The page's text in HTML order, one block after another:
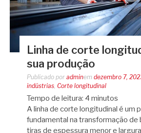
Linha de corte
sua produção
Publicado por adminem dezembro 7,
indústrias Corte longitudinal
Tempo de leitura: 4 minutos
A linha de corte longitudinal é um
fundamental na transformação de
tiras de espessura menor e